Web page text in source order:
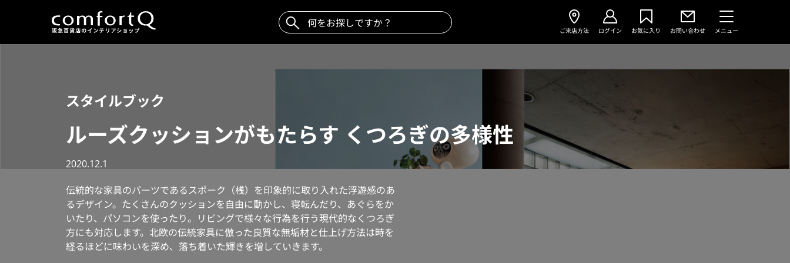
ご来店方法 ログイン お気に入り お問い合わせ メニュー
スタイルブック
ルーズクッションがもたらす くつろぎの多様性
2020.12.1
伝統的な家具のパーツであるスポーク（桟）を印象的に取り入れた浮遊感のあ
るデザイン。たくさんのクッションを自由に動かし、寝転んだり、あぐらをか
いたり、パソコンを使ったり。リビングで様々な行為を行う現代的なくつろぎ
方にも対応します。北欧の伝統家具に倣った良質な無垢材と仕上げ方法は時を
経るほどに味わいを深め、落ち着いた輝きを増していきます。